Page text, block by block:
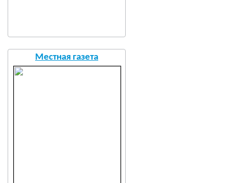
Местная газета